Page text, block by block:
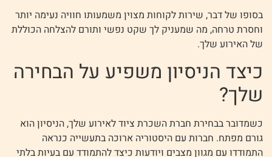
בסופו של דבר, שירות לקוחות מצוין משמעותו חוויה נעימה יותר
וחסרת טרחה, מה שמעניק לך שקט נפשי ותורם להצלחה הכוללת
של האירוע שלך.
כיצד הניסיון משפיע על הבחירה
שלך?
כשמדובר בבחירת חברת השכרת ציוד לאירוע שלך, הניסיון הוא
גורם מפתח. חברות עם היסטוריה ארוכה בתעשייה כנראה
התמודדו עם מגוון מצבים ויודעות כיצד להתמודד עם בעיות בלתי